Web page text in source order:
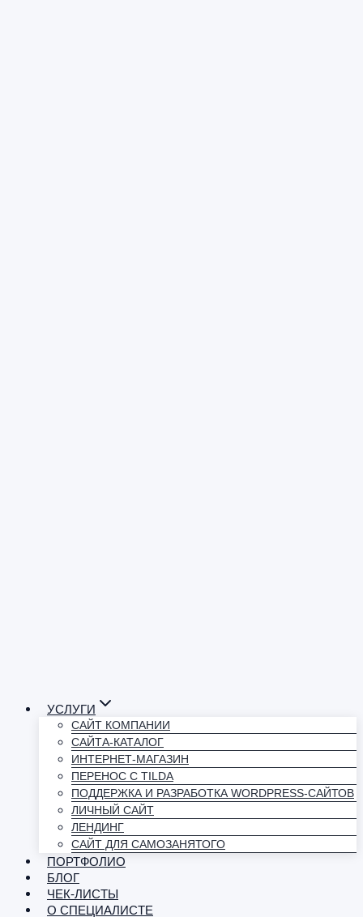
УСЛУГИ
САЙТ КОМПАНИИ
САЙТА-КАТАЛОГ
ИНТЕРНЕТ-МАГАЗИН
ПЕРЕНОС С TILDA
ПОДДЕРЖКА И РАЗРАБОТКА WORDPRESS-САЙТОВ
ЛИЧНЫЙ САЙТ
ЛЕНДИНГ
САЙТ ДЛЯ САМОЗАНЯТОГО
ПОРТФОЛИО
БЛОГ
ЧЕК-ЛИСТЫ
О СПЕЦИАЛИСТЕ